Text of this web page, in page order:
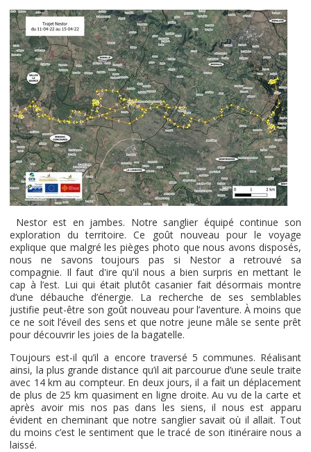
Nestor est en jambes. Notre sanglier équipé continue son
exploration du territoire. Ce goût nouveau pour le voyage
explique que malgré les pièges photo que nous avons disposés,
nous ne savons toujours pas si Nestor a retrouvé sa
compagnie. Il faut d'ire qu'il nous a bien surpris en mettant le
cap à l’est. Lui qui était plutôt casanier fait désormais montre
d’une débauche d’énergie. La recherche de ses semblables
justifie peut-être son goût nouveau pour l’aventure. À moins que
ce ne soit l’éveil des sens et que notre jeune mâle se sente prêt
pour découvrir les joies de la bagatelle.
Toujours est-il qu’il a encore traversé 5 communes. Réalisant
ainsi, la plus grande distance qu’il ait parcourue d’une seule traite
avec 14 km au compteur. En deux jours, il a fait un déplacement
de plus de 25 km quasiment en ligne droite. Au vu de la carte et
après avoir mis nos pas dans les siens, il nous est apparu
évident en cheminant que notre sanglier savait où il allait. Tout
du moins c’est le sentiment que le tracé de son itinéraire nous a
laissé.